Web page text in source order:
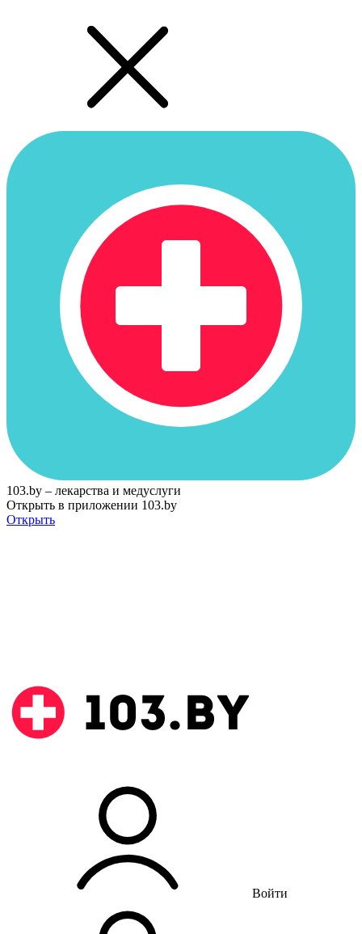
103.by – лекарства и медуслуги
Открыть в приложении 103.by
Открыть
Войти